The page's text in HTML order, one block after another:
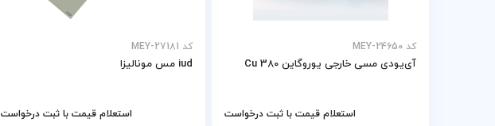
کد MEY-24650
آی‌یو‌دی مسی خارجی یوروگاین 380 Cu
استعلام قیمت با ثبت درخواست
کد MEY-27181
iud مس مونالیزا
استعلام قیمت با ثبت درخواست